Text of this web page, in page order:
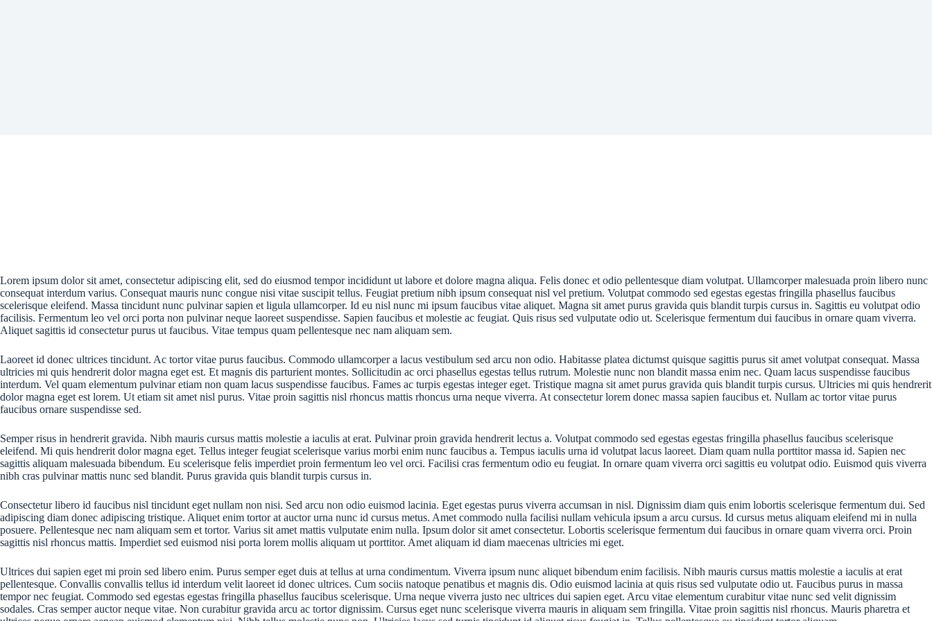
Lorem ipsum dolor sit amet, consectetur adipiscing elit, sed do eiusmod tempor incididunt ut labore et dolore magna aliqua. Felis donec et odio pellentesque diam volutpat. Ullamcorper malesuada proin libero nunc
consequat interdum varius. Consequat mauris nunc congue nisi vitae suscipit tellus. Feugiat pretium nibh ipsum consequat nisl vel pretium. Volutpat commodo sed egestas egestas fringilla phasellus faucibus
scelerisque eleifend. Massa tincidunt nunc pulvinar sapien et ligula ullamcorper. Id eu nisl nunc mi ipsum faucibus vitae aliquet. Magna sit amet purus gravida quis blandit turpis cursus in. Sagittis eu volutpat odio
facilisis. Fermentum leo vel orci porta non pulvinar neque laoreet suspendisse. Sapien faucibus et molestie ac feugiat. Quis risus sed vulputate odio ut. Scelerisque fermentum dui faucibus in ornare quam viverra.
Aliquet sagittis id consectetur purus ut faucibus. Vitae tempus quam pellentesque nec nam aliquam sem.
Laoreet id donec ultrices tincidunt. Ac tortor vitae purus faucibus. Commodo ullamcorper a lacus vestibulum sed arcu non odio. Habitasse platea dictumst quisque sagittis purus sit amet volutpat consequat. Massa
ultricies mi quis hendrerit dolor magna eget est. Et magnis dis parturient montes. Sollicitudin ac orci phasellus egestas tellus rutrum. Molestie nunc non blandit massa enim nec. Quam lacus suspendisse faucibus
interdum. Vel quam elementum pulvinar etiam non quam lacus suspendisse faucibus. Fames ac turpis egestas integer eget. Tristique magna sit amet purus gravida quis blandit turpis cursus. Ultricies mi quis hendrerit
dolor magna eget est lorem. Ut etiam sit amet nisl purus. Vitae proin sagittis nisl rhoncus mattis rhoncus urna neque viverra. At consectetur lorem donec massa sapien faucibus et. Nullam ac tortor vitae purus
faucibus ornare suspendisse sed.
Semper risus in hendrerit gravida. Nibh mauris cursus mattis molestie a iaculis at erat. Pulvinar proin gravida hendrerit lectus a. Volutpat commodo sed egestas egestas fringilla phasellus faucibus scelerisque
eleifend. Mi quis hendrerit dolor magna eget. Tellus integer feugiat scelerisque varius morbi enim nunc faucibus a. Tempus iaculis urna id volutpat lacus laoreet. Diam quam nulla porttitor massa id. Sapien nec
sagittis aliquam malesuada bibendum. Eu scelerisque felis imperdiet proin fermentum leo vel orci. Facilisi cras fermentum odio eu feugiat. In ornare quam viverra orci sagittis eu volutpat odio. Euismod quis viverra
nibh cras pulvinar mattis nunc sed blandit. Purus gravida quis blandit turpis cursus in.
Consectetur libero id faucibus nisl tincidunt eget nullam non nisi. Sed arcu non odio euismod lacinia. Eget egestas purus viverra accumsan in nisl. Dignissim diam quis enim lobortis scelerisque fermentum dui. Sed
adipiscing diam donec adipiscing tristique. Aliquet enim tortor at auctor urna nunc id cursus metus. Amet commodo nulla facilisi nullam vehicula ipsum a arcu cursus. Id cursus metus aliquam eleifend mi in nulla
posuere. Pellentesque nec nam aliquam sem et tortor. Varius sit amet mattis vulputate enim nulla. Ipsum dolor sit amet consectetur. Lobortis scelerisque fermentum dui faucibus in ornare quam viverra orci. Proin
sagittis nisl rhoncus mattis. Imperdiet sed euismod nisi porta lorem mollis aliquam ut porttitor. Amet aliquam id diam maecenas ultricies mi eget.
Ultrices dui sapien eget mi proin sed libero enim. Purus semper eget duis at tellus at urna condimentum. Viverra ipsum nunc aliquet bibendum enim facilisis. Nibh mauris cursus mattis molestie a iaculis at erat
pellentesque. Convallis convallis tellus id interdum velit laoreet id donec ultrices. Cum sociis natoque penatibus et magnis dis. Odio euismod lacinia at quis risus sed vulputate odio ut. Faucibus purus in massa
tempor nec feugiat. Commodo sed egestas egestas fringilla phasellus faucibus scelerisque. Urna neque viverra justo nec ultrices dui sapien eget. Arcu vitae elementum curabitur vitae nunc sed velit dignissim
sodales. Cras semper auctor neque vitae. Non curabitur gravida arcu ac tortor dignissim. Cursus eget nunc scelerisque viverra mauris in aliquam sem fringilla. Vitae proin sagittis nisl rhoncus. Mauris pharetra et